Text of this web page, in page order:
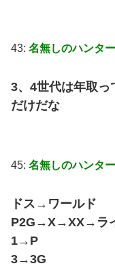
43: 名無しのハンター
3、4世代は年取っ
だけだな
45: 名無しのハンター
ドス→ワールド
P2G→X→XX→ラ
1→P
3→3G